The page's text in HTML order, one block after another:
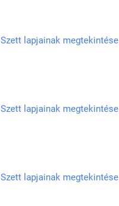
Szett lapjainak megtekintése
Szett lapjainak megtekintése
Szett lapjainak megtekintése